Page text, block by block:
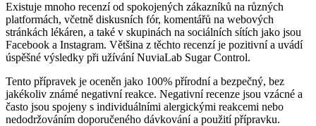
Existuje mnoho recenzí od spokojených zákazníků na různých
platformách, včetně diskusních fór, komentářů na webových
stránkách lékáren, a také v skupinách na sociálních sítích jako jsou
Facebook a Instagram. Většina z těchto recenzí je pozitivní a uvádí
úspěšné výsledky při užívání NuviaLab Sugar Control.
Tento přípravek je oceněn jako 100% přírodní a bezpečný, bez
jakékoliv známé negativní reakce. Negativní recenze jsou vzácné a
často jsou spojeny s individuálními alergickými reakcemi nebo
nedodržováním doporučeného dávkování a použití přípravku.